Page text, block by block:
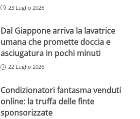
23 Luglio 2026
Dal Giappone arriva la lavatrice
umana che promette doccia e
asciugatura in pochi minuti
22 Luglio 2026
Condizionatori fantasma venduti
online: la truffa delle finte
sponsorizzate